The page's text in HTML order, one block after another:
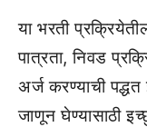
या भरती
पात्रता, निवड
अर्ज करण्याची पद्धत
जाणून घेण्यासाठी